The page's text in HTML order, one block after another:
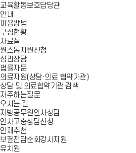
교육활동보호담당관
안내
이용방법
구성현황
자료실
원스톱지원신청
심리상담
법률자문
의료지원(상담·의료 협약기관)
상담 및 의료협약기관 검색
자주하는질문
오시는 길
지방공무원인사상담
인사고충상담신청
인재추천
보결전담순회강사지원
유치원